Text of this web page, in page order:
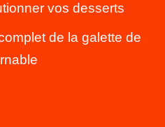
vos desserts
de la galette de